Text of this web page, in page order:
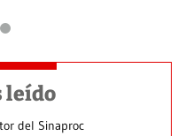
leído
del Sinaproc